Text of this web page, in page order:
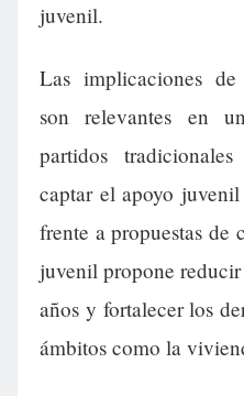
juvenil.
Las implicaciones de
son relevantes en
partidos
captar el apoyo
frente a propuestas
juvenil propone
años y fortalecer los
ámbitos como la